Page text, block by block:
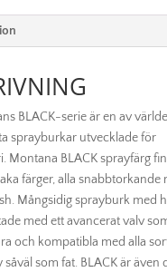
BLACK-serie är en av
sprayburkar utvecklade för
Montana BLACK sprayfärg
färger, alla snabbtorkande
Mångsidig sprayburk med
med ett avancerat valv
och kompatibla med alla
såväl som fat. BLACK är även